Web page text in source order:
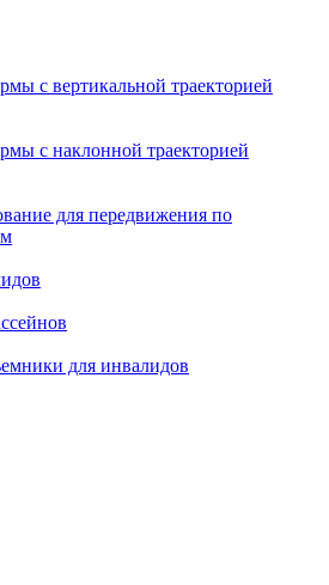
с вертикальной траекторией
с наклонной траекторией
для передвижения по
для инвалидов